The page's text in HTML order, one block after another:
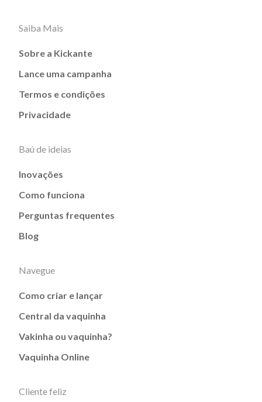
Saiba Mais
Sobre a Kickante
Lance uma campanha
Termos e condições
Privacidade
Baú de ideias
Inovações
Como funciona
Perguntas frequentes
Blog
Navegue
Como criar e lançar
Central da vaquinha
Vakinha ou vaquinha?
Vaquinha Online
Cliente feliz